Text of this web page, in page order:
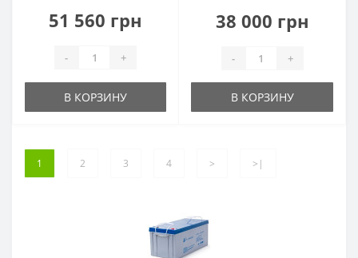
51 560 грн
- +
В КОРЗИНУ
38 000 грн
- +
В КОРЗИНУ
1 2 3 4 > >|